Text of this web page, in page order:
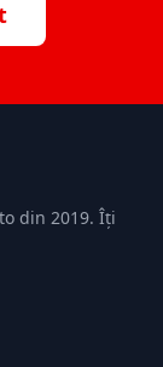
din 2019. Îți